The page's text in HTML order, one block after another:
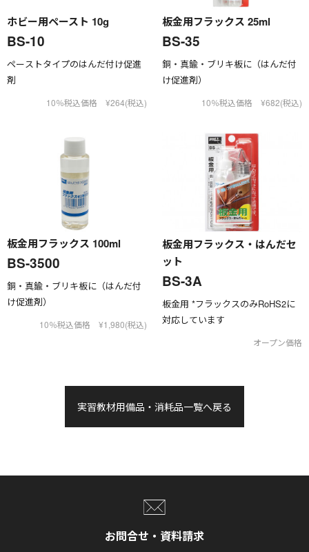
ホビー用ペースト 10g
BS-10
ペーストタイプのはんだ付け促進
剤
10％税込価格 ¥264(税込)
板金用フラックス 25ml
BS-35
銅・真鍮・ブリキ板に（はんだ付
け促進剤）
10％税込価格 ¥682(税込)
板金用フラックス 100ml
BS-3500
銅・真鍮・ブリキ板に（はんだ付
け促進剤）
10％税込価格 ¥1,980(税込)
板金用フラックス・はんだセ
ット
BS-3A
板金用 *フラックスのみRoHS2に
対応しています
オープン価格
実習教材用備品・消耗品一覧へ戻る
お問合せ・資料請求